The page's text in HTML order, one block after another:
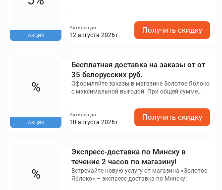
АКЦИЯ
Активен до:
12 августа 2026 г.
Получить скидку
Бесплатная доставка на заказы от от
35 белорусских руб.
Оформляйте заказы в магазине Золотое Яблоко
с максимальной выгодой! При общей сумме
всей территории Республики Беларусь будет
абсолютно бесплатной. Это прекрасная
возможность пополнить свою косметичку или
суммы, стоимость доставки составит всего 10
рублей, что делает её доступной для всех
покупателей. Условия действуют
автоматически, и вам не нужно ничего
%
АКЦИЯ
Активен до:
10 августа 2026 г.
Получить скидку
Экспресс-доставка по Минску в
течение 2 часов по магазину!
Встречайте новую услугу от магазина «Золотое
Яблоко» – экспресс-доставка по Минску!
%